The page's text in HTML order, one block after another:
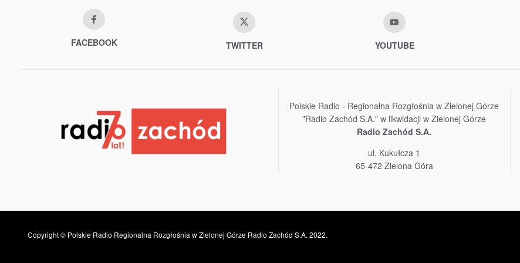
FACEBOOK TWITTER YOUTUBE
Polskie Radio - Regionalna Rozgłośnia w Zielonej Górze
"Radio Zachód S.A." w likwidacji w Zielonej Górze
Radio Zachód S.A.
ul. Kukułcza 1
65-472 Zielona Góra
Copyright © Polskie Radio Regionalna Rozgłośnia w Zielonej Górze Radio Zachód S.A. 2022.